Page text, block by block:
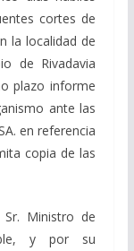
cortes de
la localidad de
de Rivadavia
plazo informe
ante las
en referencia
copia de las
Sr. Ministro de
y por su